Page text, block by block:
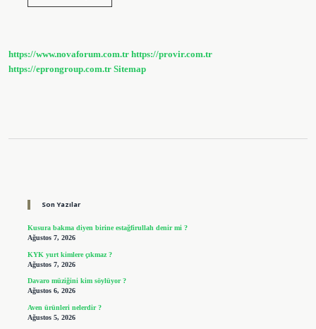
https://www.novaforum.com.tr https://provir.com.tr
https://eprongroup.com.tr Sitemap
Son Yazılar
Kusura bakma diyen birine estağfirullah denir mi ?
Ağustos 7, 2026
KYK yurt kimlere çıkmaz ?
Ağustos 7, 2026
Davaro müziğini kim söylüyor ?
Ağustos 6, 2026
Aven ürünleri nelerdir ?
Ağustos 5, 2026